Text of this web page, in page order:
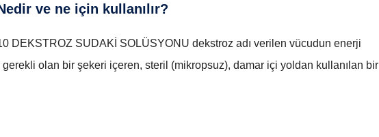
ve ne için kullanılır?
DEKSTROZ SUDAKİ SOLÜSYONU dekstroz adı verilen vücudun enerji
olan bir şekeri içeren, steril (mikropsuz), damar içi yoldan kullanılan bir